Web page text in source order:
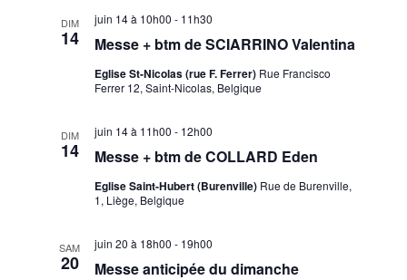
DIM
14 Messe + btm de SCIARRINO Valentina
juin 14 à 10h00 - 11h30
Eglise St-Nicolas (rue F. Ferrer) Rue Francisco
Ferrer 12, Saint-Nicolas, Belgique
DIM
14 Messe + btm de COLLARD Eden
juin 14 à 11h00 - 12h00
Eglise Saint-Hubert (Burenville) Rue de Burenville,
1, Liège, Belgique
SAM
20 Messe anticipée du dimanche
juin 20 à 18h00 - 19h00